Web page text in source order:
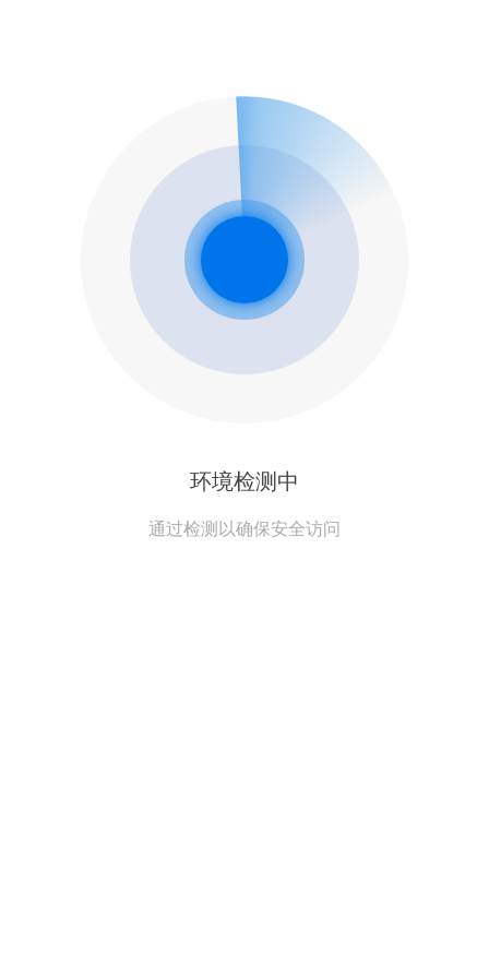
环境检测中
通过检测以确保安全访问